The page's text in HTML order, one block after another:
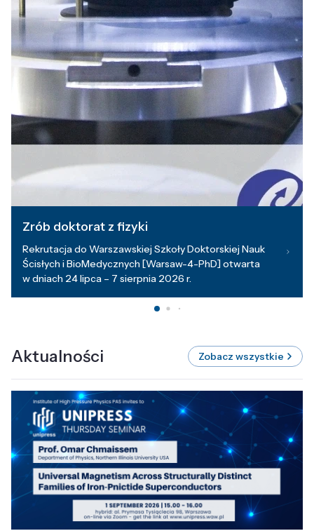
Zrób doktorat z fizyki
Rekrutacja do Warszawskiej Szkoły Doktorskiej Nauk
Ścisłych i BioMedycznych [Warsaw-4-PhD] otwarta
w dniach 24 lipca – 7 sierpnia 2026 r.
Aktualności Zobacz wszystkie